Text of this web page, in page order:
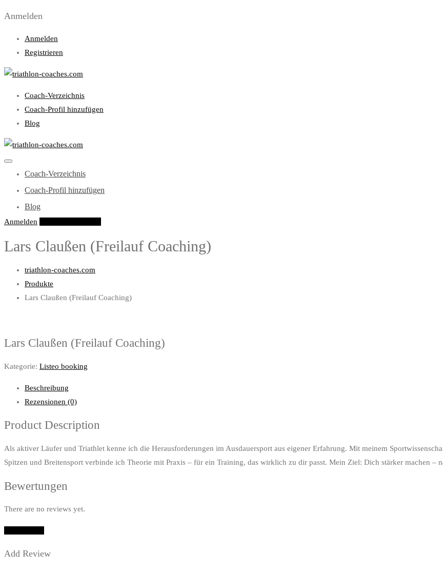
Anmelden
Anmelden
Registrieren
Coach-Verzeichnis
Coach-Profil hinzufügen
Blog
Coach-Verzeichnis
Coach-Profil hinzufügen
Blog
Anmelden
Lars Claußen (Freilauf Coaching)
triathlon-coaches.com
Produkte
Lars Claußen (Freilauf Coaching)
Lars Claußen (Freilauf Coaching)
Kategorie: Listeo booking
Beschreibung
Rezensionen (0)
Product Description
Als aktiver Läufer und Triathlet kenne ich die Herausforderungen im Ausdauersport aus eigener Erfahrung. Mit meinem
Spitzen und Breitensport verbinde ich Theorie mit Praxis – für ein Training, das wirklich zu dir passt. Mein Ziel: Dich stärker machen –
Bewertungen
There are no reviews yet.
Add Review